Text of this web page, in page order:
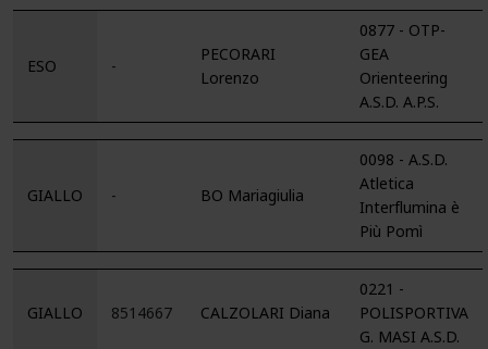
ESO -
PECORARI
Lorenzo
0877 - OTP-
GEA
Orienteering
A.S.D. A.P.S.
GIALLO - BO Mariagiulia
0098 - A.S.D.
Atletica
Interflumina è
Più Pomì
GIALLO 8514667 CALZOLARI Diana
0221 -
POLISPORTIVA
G. MASI A.S.D.